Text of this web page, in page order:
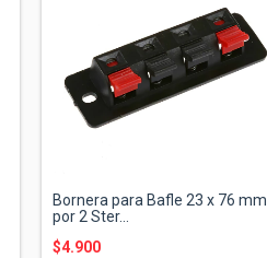
Bornera para Bafle 23 x 76 mm
por 2 Ster...
$4.900